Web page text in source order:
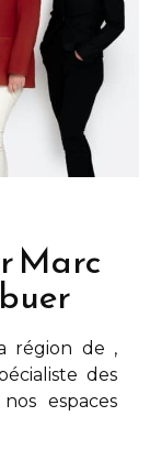
Marc
région de ,
des
espaces